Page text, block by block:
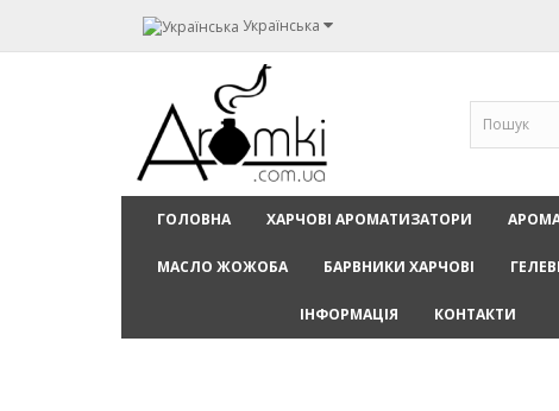
Українська
ГОЛОВНА ХАРЧОВІ АРОМАТИЗАТОРИ
МАСЛО ЖОЖОБА БАРВНИКИ ХАРЧОВІ
ІНФОРМАЦІЯ КОНТАКТИ